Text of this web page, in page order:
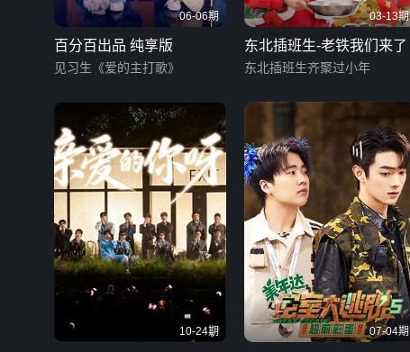
06-06期
百分百出品 纯享版
见习生《爱的主打歌》
03-13期
东北插班生-老铁我们来了
东北插班生齐聚过小年
10-24期 07-04期